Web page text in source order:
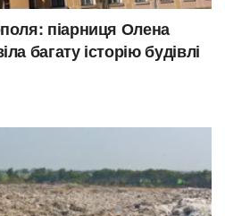
піарниця Олена
багату історію будівлі